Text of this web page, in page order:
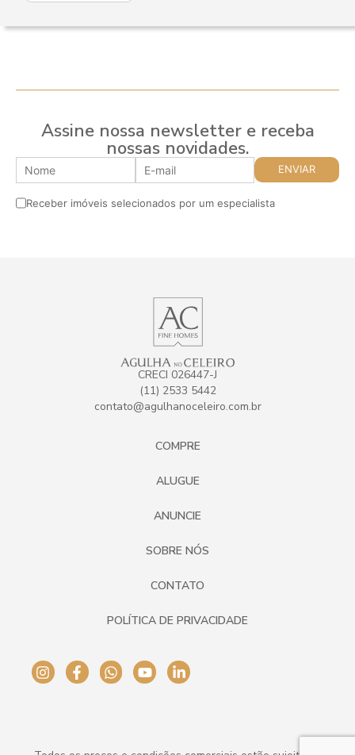
Assine nossa newsletter e receba
nossas novidades.
Receber imóveis selecionados por um especialista
CRECI 026447-J
(11) 2533 5442
contato@agulhanoceleiro.com.br
COMPRE
ALUGUE
ANUNCIE
SOBRE NÓS
CONTATO
POLÍTICA DE PRIVACIDADE